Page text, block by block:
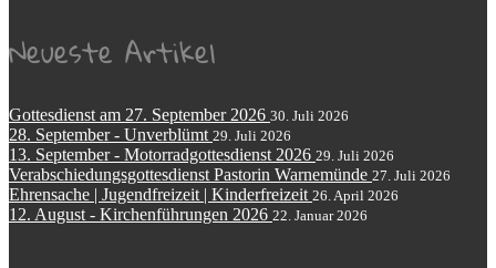
Neueste Artikel
Gottesdienst am 27. September 2026 30. Juli 2026
28. September - Unverblümt 29. Juli 2026
13. September - Motorradgottesdienst 2026 29. Juli 2026
Verabschiedungsgottesdienst Pastorin Warnemünde 27. Juli 2026
Ehrensache | Jugendfreizeit | Kinderfreizeit 26. April 2026
12. August - Kirchenführungen 2026 22. Januar 2026